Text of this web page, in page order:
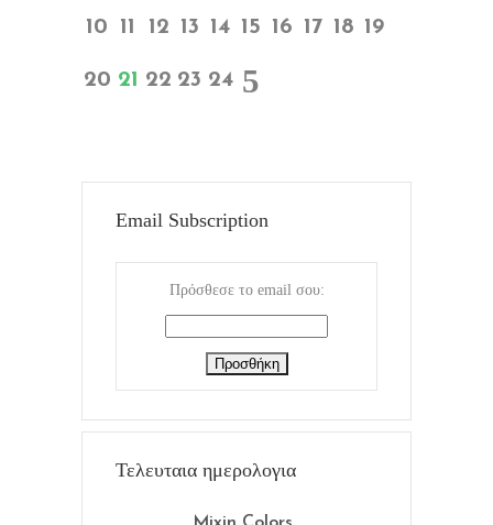
10 11 12 13 14 15 16 17 18 19
20 21 22 23 24
Email Subscription
Πρόσθεσε το email σου:
Τελευταια ημερολογια